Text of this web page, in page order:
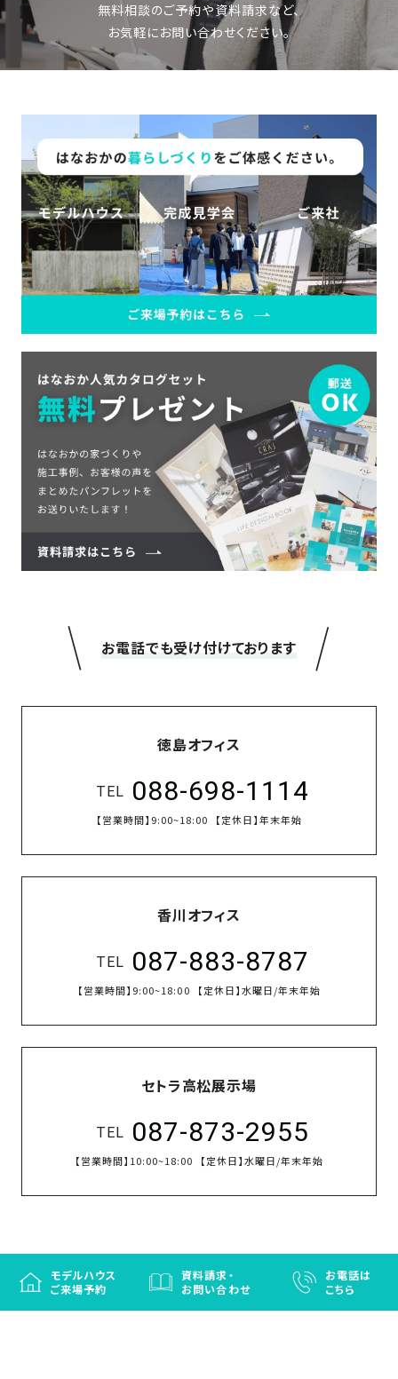
モデルハウス
ご来場予約
資料請求・
お問い合わせ
お電話は
こちら
無料相談のご予約や資料請求など、
お気軽にお問い合わせください。
＼お電話でも受け付けております／
徳島オフィス
TEL 088-698-1114
【営業時間】 9:00~18:00 【定休日】年末年始
香川オフィス
TEL 087-883-8787
【営業時間】 9:00~18:00 【定休日】水曜日/年末年始
セトラ高松展示場
TEL 087-873-2955
【営業時間】 10:00~18:00 【定休日】水曜日/年末年始